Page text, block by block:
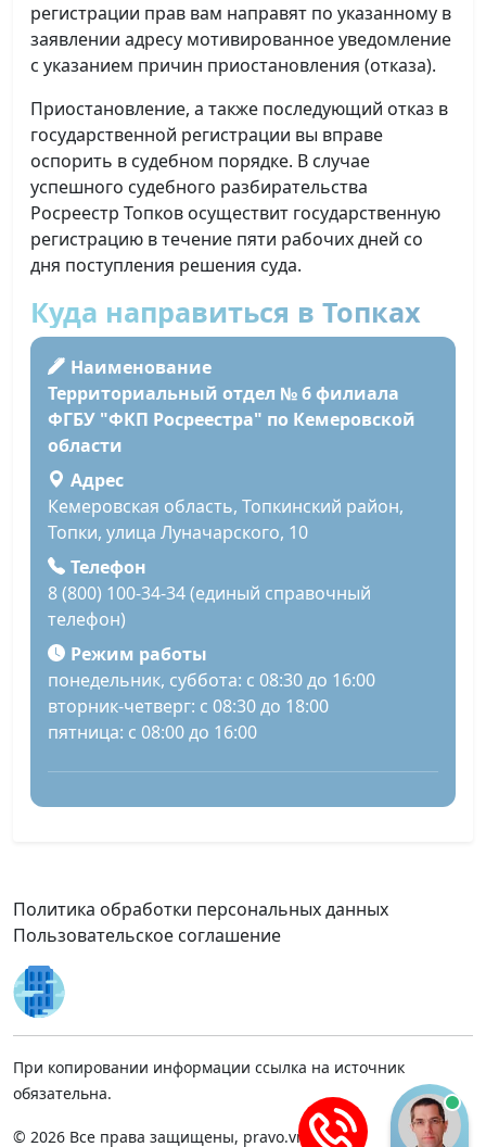
регистрации прав вам направят по указанному в
заявлении адресу мотивированное уведомление
с указанием причин приостановления (отказа).
Приостановление, а также последующий отказ в
государственной регистрации вы вправе
оспорить в судебном порядке. В случае
успешного судебного разбирательства
Росреестр Топков осуществит государственную
регистрацию в течение пяти рабочих дней со
дня поступления решения суда.
Куда направиться в Топках
Наименование
Территориальный отдел № 6 филиала
ФГБУ "ФКП Росреестра" по Кемеровской
области
Адрес
Кемеровская область, Топкинский район,
Топки, улица Луначарского, 10
Телефон
8 (800) 100-34-34 (единый справочный
телефон)
Режим работы
понедельник, суббота: с 08:30 до 16:00
вторник-четверг: с 08:30 до 18:00
пятница: с 08:00 до 16:00
Политика обработки персональных данных
Пользовательское соглашение
При копировании информации ссылка на источник
обязательна.
© 2026 Все права защищены, pravo.vnmsk.ru.